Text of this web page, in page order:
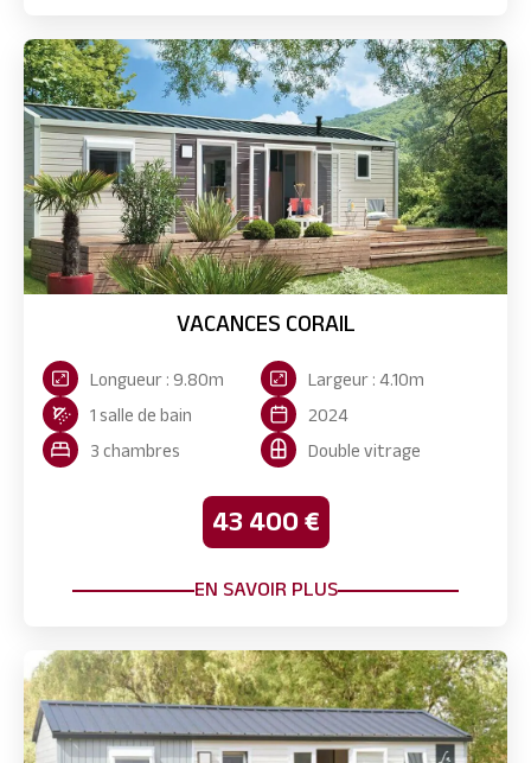
VACANCES CORAIL
Longueur : 9.80m
Largeur : 4.10m
1 salle de bain
2024
3 chambres
Double vitrage
43 400 €
EN SAVOIR PLUS